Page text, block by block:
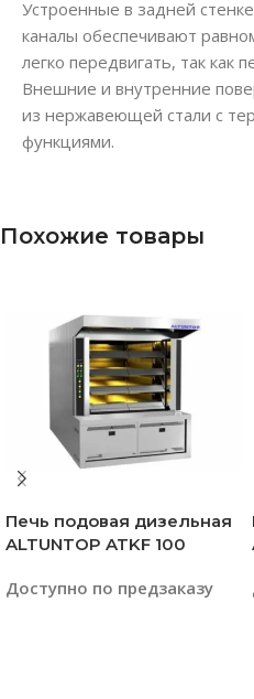
Устроенные в задней
каналы обеспечивают
легко передвигать, так как
Внешние и внутренние
из нержавеющей стали с
функциями.
Похожие товары
Печь подовая дизельная
ALTUNTOP ATKF 100
Доступно по предзаказу